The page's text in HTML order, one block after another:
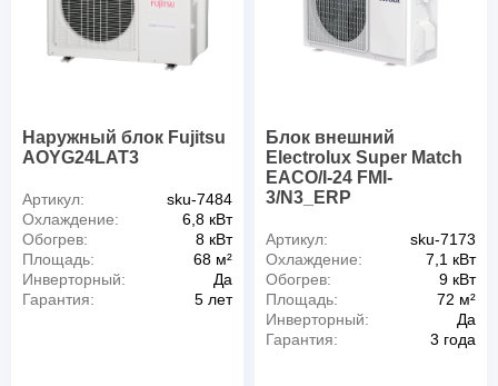
Наружный блок Fujitsu
AOYG24LAT3
Артикул:
sku-7484
Охлаждение:
6,8 кВт
Обогрев:
8 кВт
Площадь:
68 м²
Инверторный:
Да
Гарантия:
5 лет
Блок внешний
Electrolux Super Match
EACO/I-24 FMI-
3/N3_ERP
Артикул:
sku-7173
Охлаждение:
7,1 кВт
Обогрев:
9 кВт
Площадь:
72 м²
Инверторный:
Да
Гарантия:
3 года